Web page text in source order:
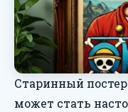
Старинный
может стать